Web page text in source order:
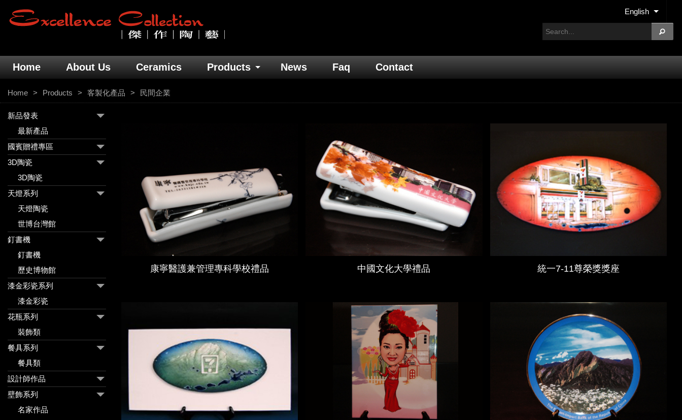
English
Home About Us Ceramics Products News Faq Contact
Home Products 客製化產品 民間企業
新品發表
最新產品
國賓贈禮專區
3D陶瓷
3D陶瓷
天燈系列
天燈陶瓷
世博台灣館
釘書機
釘書機
歷史博物館
漆金彩瓷系列
漆金彩瓷
花瓶系列
裝飾類
餐具系列
餐具類
設計師作品
壁飾系列
名家作品
康寧醫護兼管理專科學校禮品 中國文化大學禮品 統一7-11尊榮獎獎座